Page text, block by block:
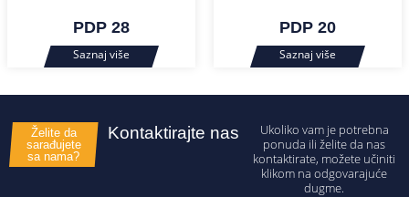
PDP 28 PDP 20
Želite da
sarađujete
sa nama?
Kontaktirajte nas
Ukoliko vam je potrebna
ponuda ili želite da nas
kontaktirate, možete učiniti
klikom na odgovarajuće
dugme.